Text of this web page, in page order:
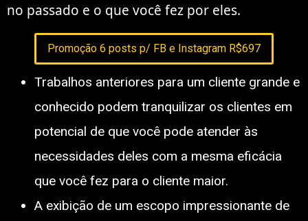
no passado e o que você fez por eles.
Promoção 6 posts p/ FB e Instagram R$697
Trabalhos anteriores para um cliente grande e
conhecido podem tranquilizar os clientes em
potencial de que você pode atender às
necessidades deles com a mesma eficácia
que você fez para o cliente maior.
A exibição de um escopo impressionante de